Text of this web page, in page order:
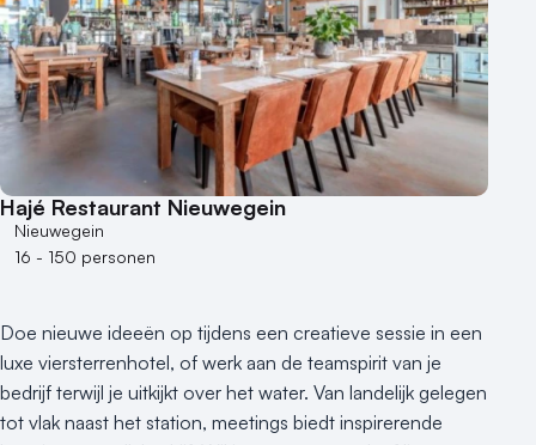
10 of meer zalen
Aantal personen
1 - 50 personen
50 - 100 personen
100 - 250 personen
250 - 500 personen
500+ personen
Bijzondere locaties
Duurzame locatie
Groene locatie
Heisessie
Hotel
Hajé Restaurant Nieuwegein
Nieuwegein
16 - 150 personen
Doe nieuwe ideeën op tijdens een creatieve sessie in een
luxe viersterrenhotel, of werk aan de teamspirit van je
bedrijf terwijl je uitkijkt over het water. Van landelijk gelegen
tot vlak naast het station, meetings biedt inspirerende